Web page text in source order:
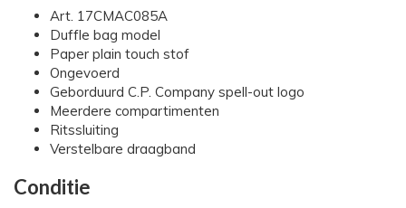
Art. 17CMAC085A
Duffle bag model
Paper plain touch stof
Ongevoerd
Geborduurd C.P. Company spell-out logo
Meerdere compartimenten
Ritssluiting
Verstelbare draagband
Conditie